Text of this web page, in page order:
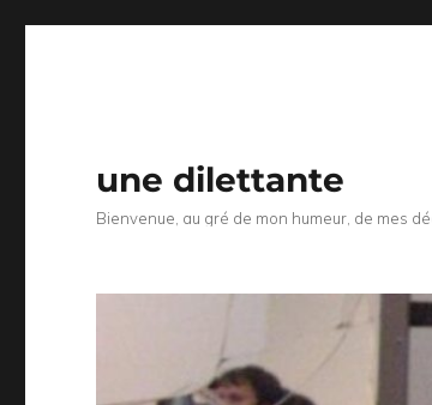
une dilettante
Bienvenue, au gré de mon humeur, de mes